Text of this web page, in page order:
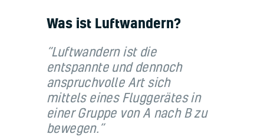
Was ist Luftwandern?
“Luftwandern ist die
entspannte und dennoch
anspruchvolle Art sich
mittels eines Fluggerätes in
einer Gruppe von A nach B zu
bewegen.”